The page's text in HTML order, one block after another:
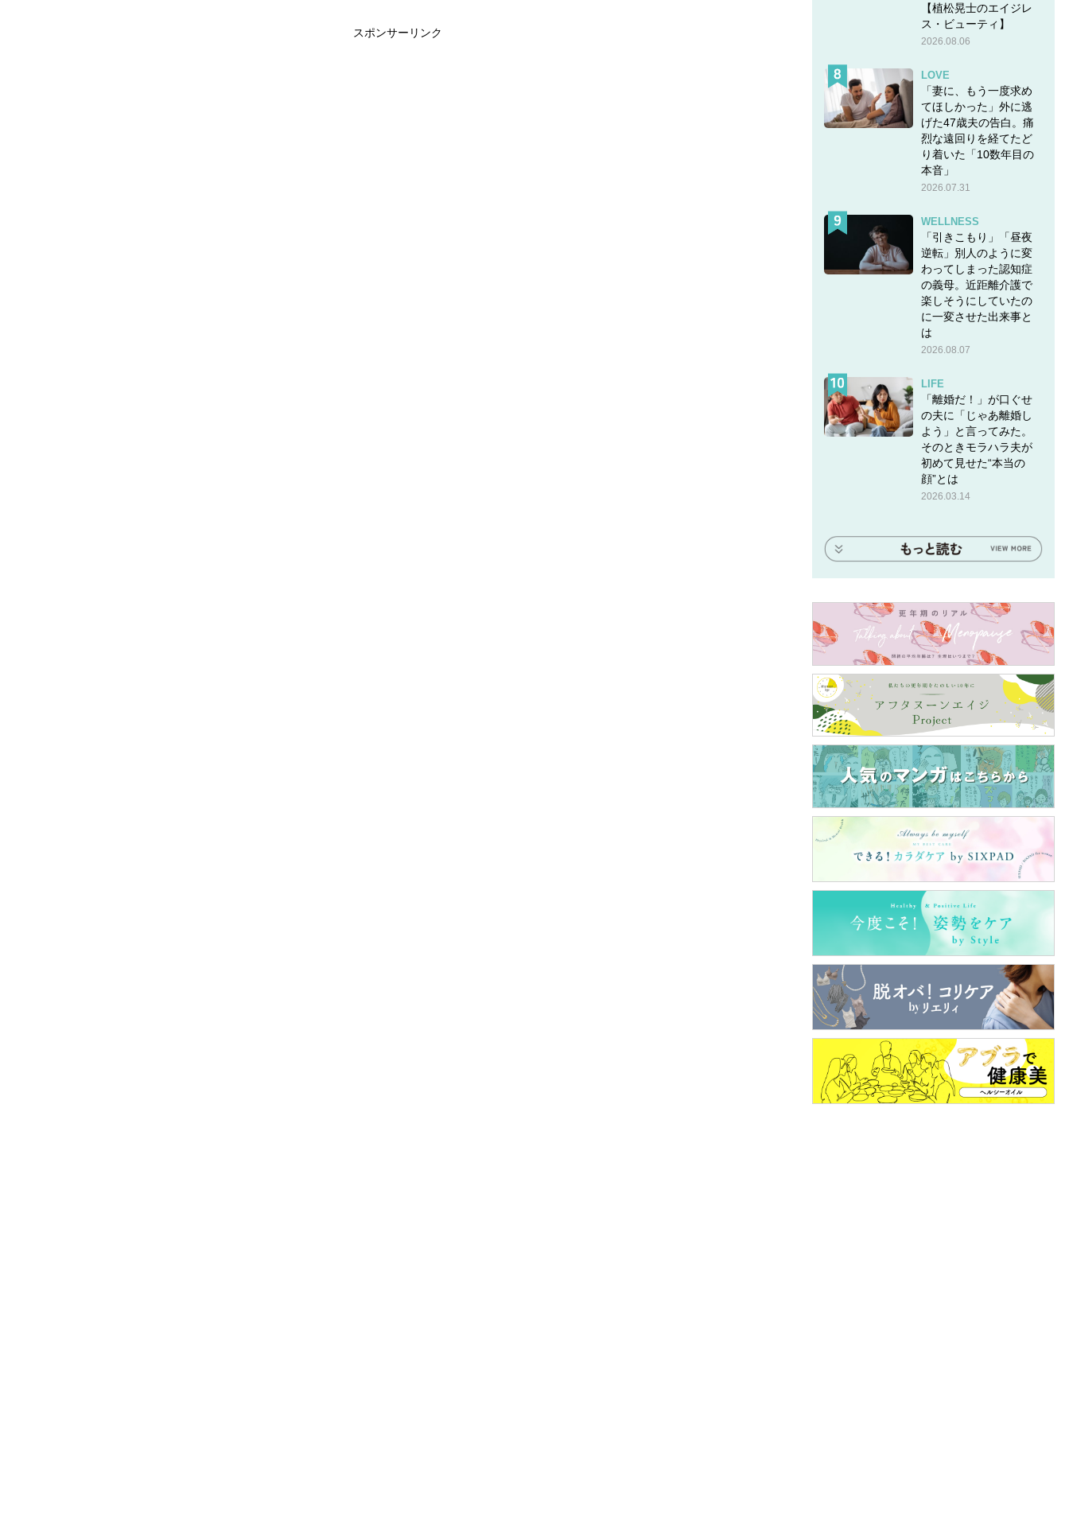
スポンサーリンク
【植松晃士のエイジレ
ス・ビューティ】
2026.08.06
LOVE
「妻に、もう一度求め
てほしかった」外に逃
げた47歳夫の告白。痛
烈な遠回りを経てたど
り着いた「10数年目の
本音」
2026.07.31
WELLNESS
「引きこもり」「昼夜
逆転」別人のように変
わってしまった認知症
の義母。近距離介護で
楽しそうにしていたの
に一変させた出来事と
は
2026.08.07
LIFE
「離婚だ！」が口ぐせ
の夫に「じゃあ離婚し
よう」と言ってみた。
そのときモラハラ夫が
初めて見せた“本当の
顔”とは
2026.03.14